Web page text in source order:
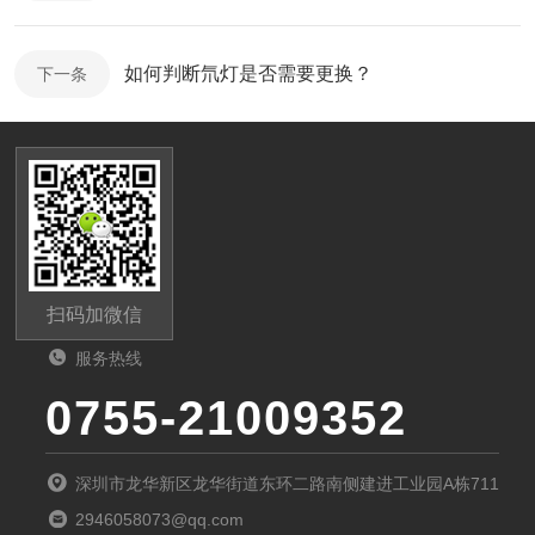
下一条 如何判断氘灯是否需要更换？
扫码加微信
服务热线
0755-21009352
深圳市龙华新区龙华街道东环二路南侧建进工业园A栋711
2946058073@qq.com